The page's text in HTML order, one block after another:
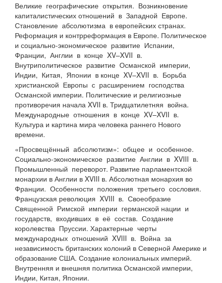
Великие географические открытия. Возникновение
капиталистических отношений в Западной Европе.
Становление абсолютизма в европейских странах.
Реформация и контрреформация в Европе. Политическое
и социально-экономическое развитие Испании,
Франции, Англии в конце XV–XVII в.
Внутриполитическое развитие Османской империи,
Индии, Китая, Японии в конце XV–XVII в. Борьба
христианской Европы с расширением господства
Османской империи. Политические и религиозные
противоречия начала XVII в. Тридцатилетняя война.
Международные отношения в конце XV–XVII в.
Культура и картина мира человека раннего Нового
времени.
«Просвещённый абсолютизм»: общее и особенное.
Социально-экономическое развитие Англии в XVIII в.
Промышленный переворот. Развитие парламентской
монархии в Англии в XVIII в. Абсолютная монархия во
Франции. Особенности положения третьего сословия.
Французская революция XVIII в. Своеобразие
Священной Римской империи германской нации и
государств, входивших в её состав. Создание
королевства Пруссии. Характерные черты
международных отношений XVIII в. Война за
независимость британских колоний в Северной Америке и
образование США. Создание колониальных империй.
Внутренняя и внешняя политика Османской империи,
Индии, Китая, Японии.